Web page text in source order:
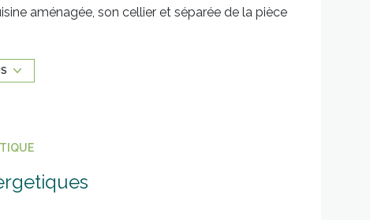
aménagée, son cellier et séparée de la pièce
chambre.
SANS AUCUN VIS-A-VIS ainsi que de la
sont disponibles sur le site